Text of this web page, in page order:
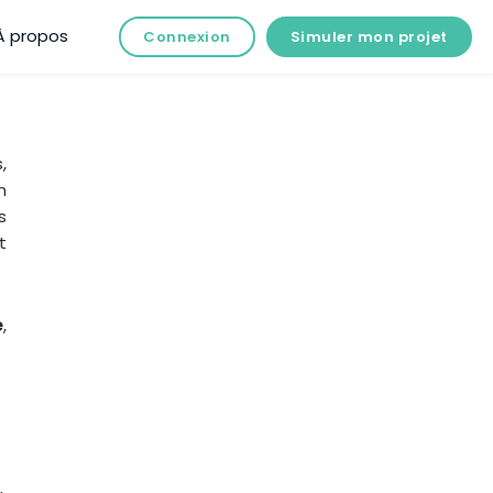
propos Connexion Simuler mon projet
,